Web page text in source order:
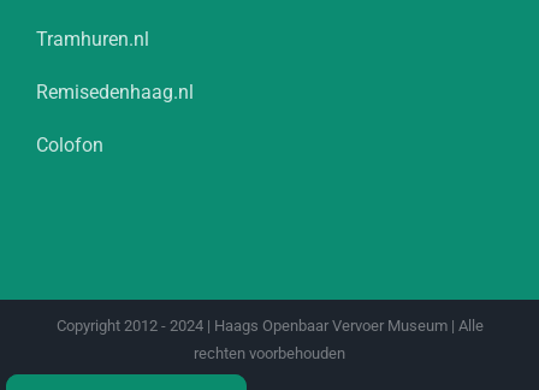
Tramhuren.nl
Remisedenhaag.nl
Colofon
Copyright 2012 - 2024 | Haags Openbaar Vervoer Museum | Alle
rechten voorbehouden